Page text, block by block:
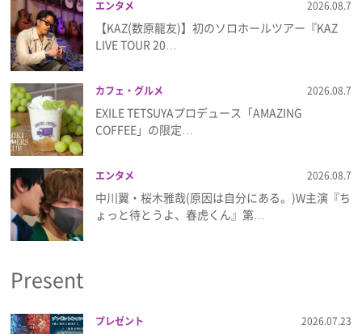
フィルム
Emoメン
ランキング
Emo!miuとは？
免責事項
プライバシーポリシー
利用規約
お問い合わせ
エンタメ 2026.08.7
【KAZ(数原龍友)】初のソロホールツアー『KAZ
LIVE TOUR 20…
カフェ・グルメ 2026.08.7
EXILE TETSUYAプロデュース「AMAZING
COFFEE」の限定…
エンタメ 2026.08.7
中川翼・桜木雅哉(原因は自分にある。)W主演『ち
ょっと待とうよ、春虎くん』第…
Present
プレゼント 2026.07.23